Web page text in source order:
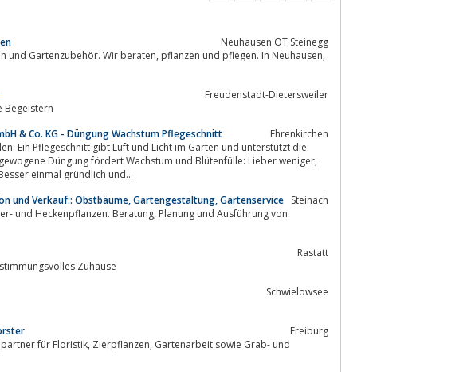
Neuhausen OT Steinegg
Freudenstadt-Dietersweiler
die Begeistern
& Co. KG - Düngung Wachstum Pflegeschnitt
Ehrenkirchen
Ein Pflegeschnitt gibt Luft und Licht im Garten und unterstützt die
Düngung fördert Wachstum und Blütenfülle: Lieber weniger,
einmal gründlich und...
und Verkauf:: Obstbäume, Gartengestaltung, Gartenservice Steinach
Beratung, Planung und Ausführung von
Rastatt
Zuhause
Schwielowsee
Freiburg
Gartenarbeit sowie Grab- und